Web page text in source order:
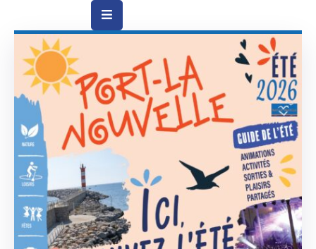
Vie
Municipale
Vie
Quotidienne
Social
Education